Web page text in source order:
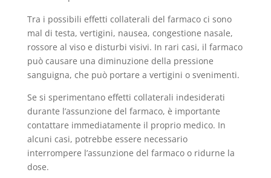
Tra i possibili effetti collaterali del farmaco ci sono
mal di testa, vertigini, nausea, congestione nasale,
rossore al viso e disturbi visivi. In rari casi, il farmaco
può causare una diminuzione della pressione
sanguigna, che può portare a vertigini o svenimenti.
Se si sperimentano effetti collaterali indesiderati
durante l’assunzione del farmaco, è importante
contattare immediatamente il proprio medico. In
alcuni casi, potrebbe essere necessario
interrompere l’assunzione del farmaco o ridurne la
dose.